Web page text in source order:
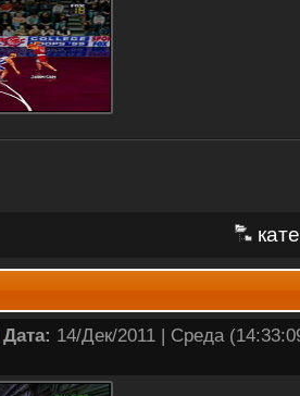
Дата: 14/Дек/2011 | Среда